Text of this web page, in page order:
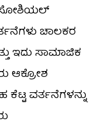
ಸೋಶಿಯಲ್​
ಚಾಲಕರ
ಇದು ಸಾಮಾಜಿಕ
ಆಕ್ರೋಶ
ಕೆಟ್ಟ ವರ್ತನೆಗಳನ್ನು